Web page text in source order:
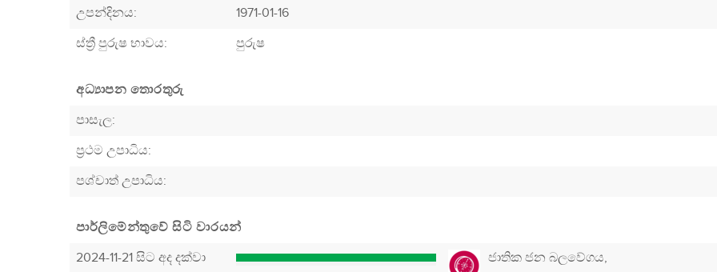
උපන්දිනය:
1971-01-16
ස්ත්‍රී පුරුෂ භාවය:
පුරුෂ
අධ්‍යාපන තොරතුරු
පාසැල:
ප්‍රථම උපාධිය:
පශ්චාත් උපාධිය:
පාර්ලිමේන්තුවේ සිටි වාරයන්
2024-11-21 සිට අද දක්වා
ජාතික ජන බලවේගය,